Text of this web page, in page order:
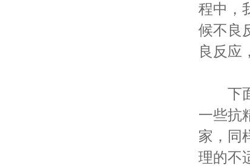
程中，
候不良
良反应
下面
一些抗
家，同
理的不